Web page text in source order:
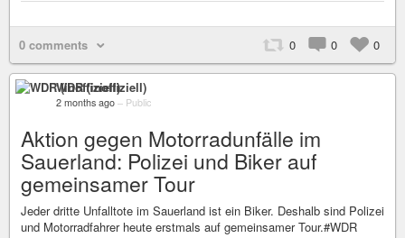
0 comments 0 0 0
WDR (inoffiziell)
2 months ago – Public
Aktion gegen Motorradunfälle im
Sauerland: Polizei und Biker auf
gemeinsamer Tour
Jeder dritte Unfalltote im Sauerland ist ein Biker. Deshalb sind Polizei
und Motorradfahrer heute erstmals auf gemeinsamer Tour.#WDR